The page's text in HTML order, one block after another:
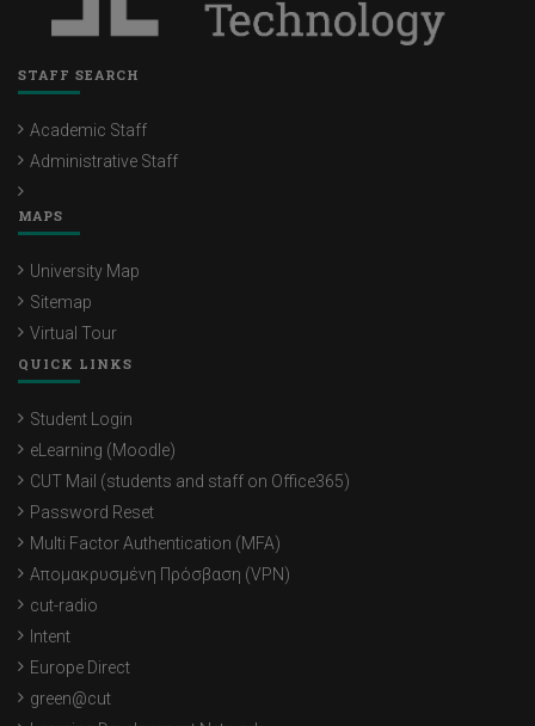
STAFF SEARCH
Academic Staff
Administrative Staff
MAPS
University Map
Sitemap
Virtual Tour
QUICK LINKS
Student Login
eLearning (Moodle)
CUT Mail (students and staff on Office365)
Password Reset
Multi Factor Authentication (MFA)
Απομακρυσμένη Πρόσβαση (VPN)
cut-radio
Intent
Europe Direct
green@cut